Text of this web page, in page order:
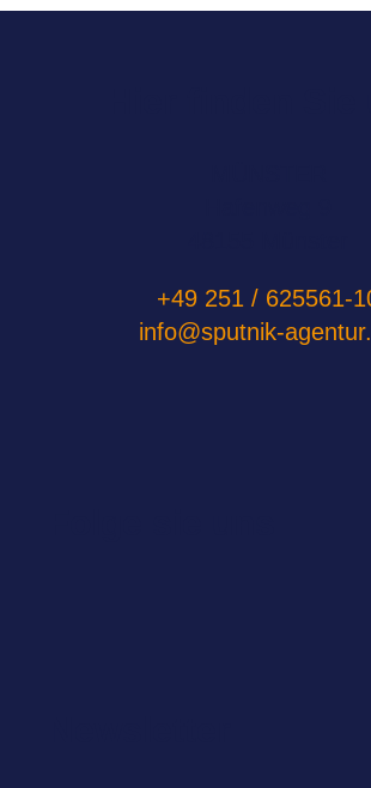
+49 251 / 625561-
info@sputnik-